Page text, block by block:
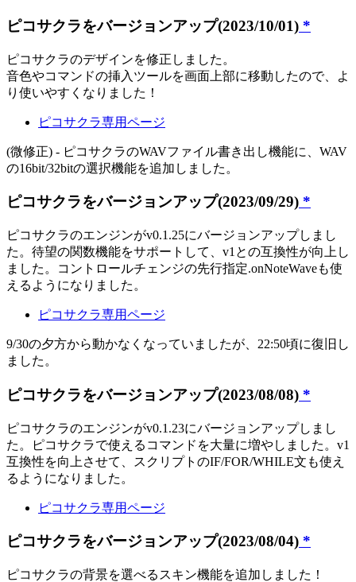
ピコサクラをバージョンアップ(2023/10/01) *
ピコサクラのデザインを修正しました。
音色やコマンドの挿入ツールを画面上部に移動したので、よ
り使いやすくなりました！
ピコサクラ専用ページ
(微修正) - ピコサクラのWAVファイル書き出し機能に、WAV
の16bit/32bitの選択機能を追加しました。
ピコサクラをバージョンアップ(2023/09/29) *
ピコサクラのエンジンがv0.1.25にバージョンアップしまし
た。待望の関数機能をサポートして、v1との互換性が向上し
ました。コントロールチェンジの先行指定.onNoteWaveも使
えるようになりました。
ピコサクラ専用ページ
9/30の夕方から動かなくなっていましたが、22:50頃に復旧し
ました。
ピコサクラをバージョンアップ(2023/08/08) *
ピコサクラのエンジンがv0.1.23にバージョンアップしまし
た。ピコサクラで使えるコマンドを大量に増やしました。v1
互換性を向上させて、スクリプトのIF/FOR/WHILE文も使え
るようになりました。
ピコサクラ専用ページ
ピコサクラをバージョンアップ(2023/08/04) *
ピコサクラの背景を選べるスキン機能を追加しました！